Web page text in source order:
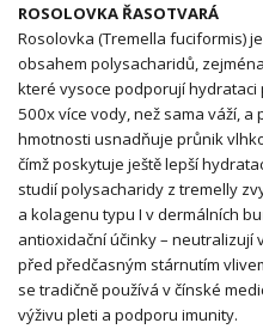
ROSOLOVKA ŘASOTVARÁ
Rosolovka (Tremella fuciformis)
obsahem polysacharidů,
které vysoce podporují hydrataci
500x více vody, než sama váží,
hmotnosti usnadňuje průnik
čímž poskytuje ještě lepší
studií polysacharidy z tremelly
a kolagenu typu I v dermálních
antioxidační účinky – neutralizují
před předčasným stárnutím
se tradičně používá v čínské
výživu pleti a podporu imunity.